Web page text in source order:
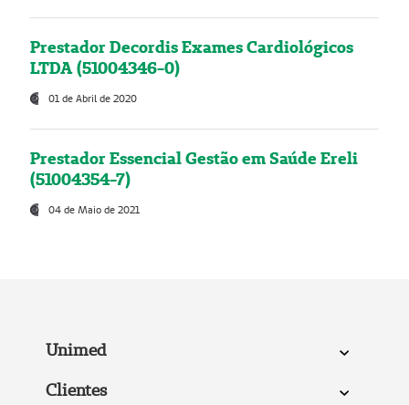
Prestador Decordis Exames Cardiológicos
LTDA (51004346-0)
01 de Abril de 2020
Prestador Essencial Gestão em Saúde Ereli
(51004354-7)
04 de Maio de 2021
Unimed
Clientes